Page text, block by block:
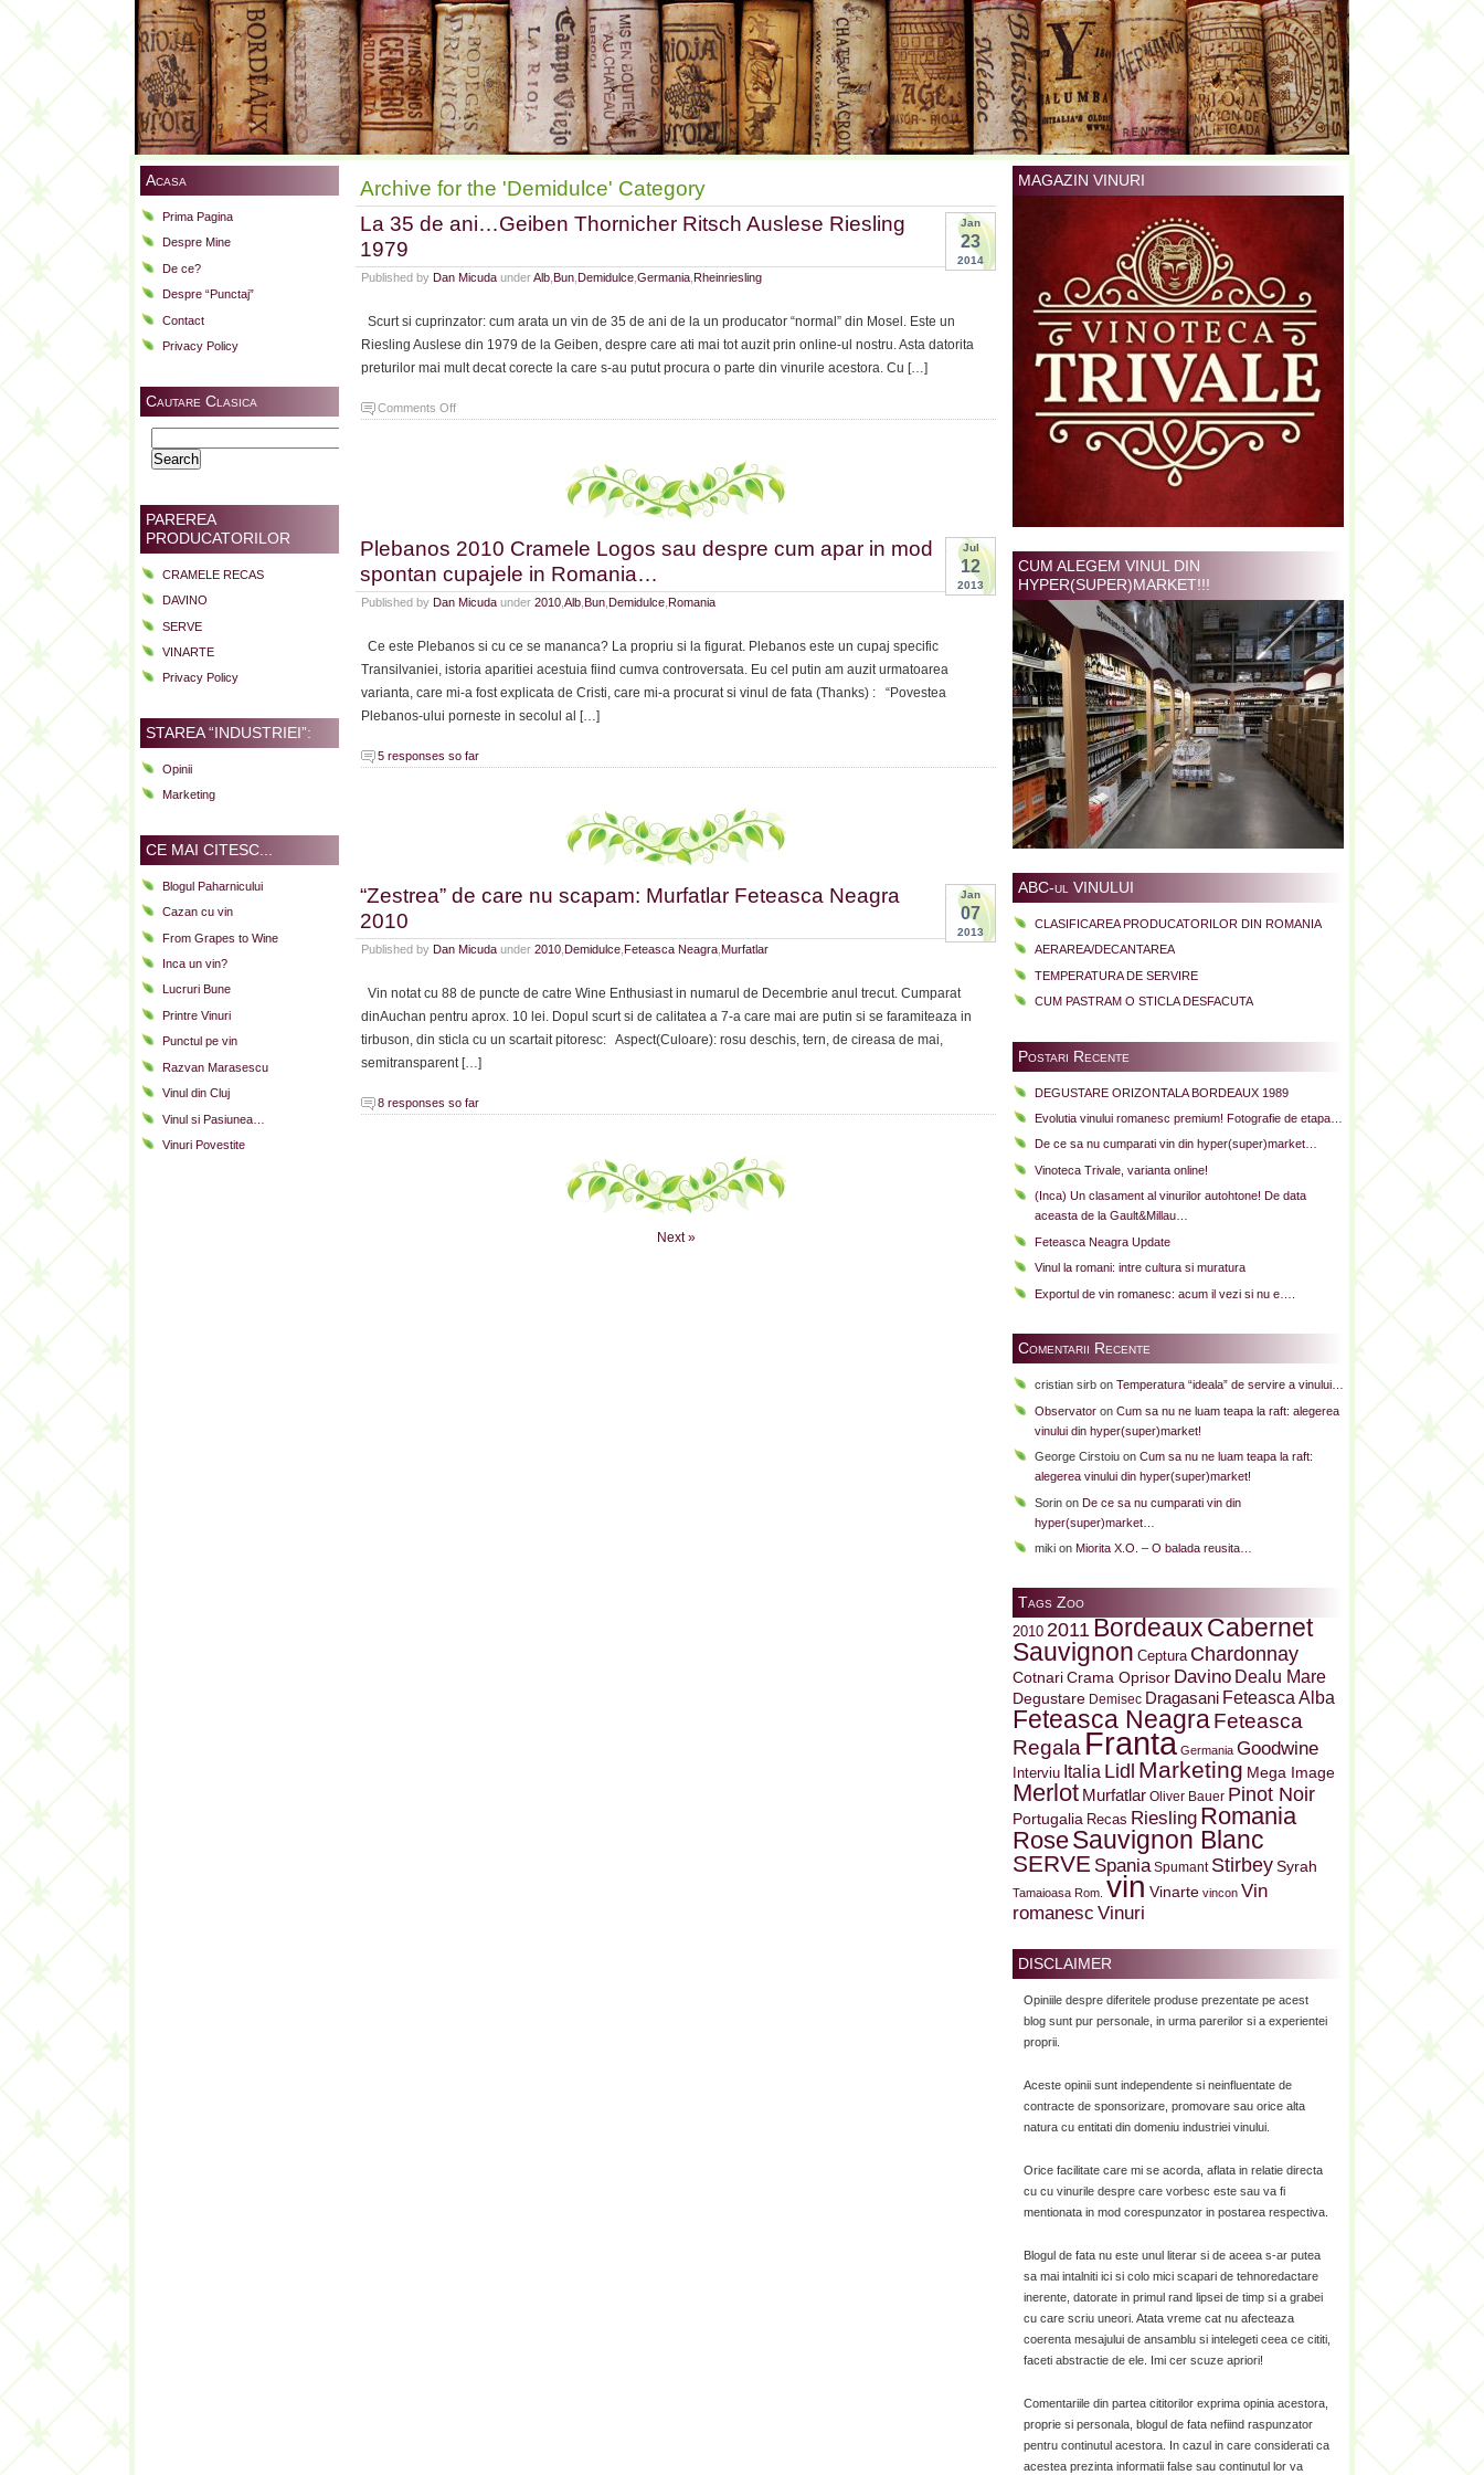
Acasa
Prima Pagina
Despre Mine
De ce?
Despre “Punctaj”
Contact
Privacy Policy
Cautare Clasica
for:
PAREREA
PRODUCATORILOR
CRAMELE RECAS
DAVINO
SERVE
VINARTE
Privacy Policy
STAREA “INDUSTRIEI”:
Opinii
Marketing
CE MAI CITESC...
Blogul Paharnicului
Cazan cu vin
From Grapes to Wine
Inca un vin?
Lucruri Bune
Printre Vinuri
Punctul pe vin
Razvan Marasescu
Vinul din Cluj
Vinul si Pasiunea…
Vinuri Povestite
Archive for the 'Demidulce' Category
Jan
23
2014
La 35 de ani…Geiben Thornicher Ritsch Auslese Riesling
1979
Published by Dan Micuda underAlb Bun Demidulce Germania Rheinriesling
Scurt si cuprinzator: cum arata un vin de 35 de ani de la un producator “normal” din Mosel. Este un
Riesling Auslese din 1979 de la Geiben, despre care ati mai tot auzit prin online-ul nostru. Asta datorita
preturilor mai mult decat corecte la care s-au putut procura o parte din vinurile acestora. Cu […]
Comments Offon
Ritsch
Auslese
Riesling
Jul
12
2013
Plebanos 2010 Cramele Logos sau despre cum apar in mod
spontan cupajele in Romania…
Published by Dan Micuda under 2010 Alb Bun Demidulce Romania
Ce este Plebanos si cu ce se mananca? La propriu si la figurat. Plebanos este un cupaj specific
Transilvaniei, istoria aparitiei acestuia fiind cumva controversata. Eu cel putin am auzit urmatoarea
varianta, care mi-a fost explicata de Cristi, care mi-a procurat si vinul de fata (Thanks) : “Povestea
Plebanos-ului porneste in secolul al […]
5 responses so far
Jan
07
2013
“Zestrea” de care nu scapam: Murfatlar Feteasca Neagra
2010
Published by Dan Micuda under 2010 Demidulce Feteasca Neagra Murfatlar
Vin notat cu 88 de puncte de catre Wine Enthusiast in numarul de Decembrie anul trecut. Cumparat
dinAuchan pentru aprox. 10 lei. Dopul scurt si de calitatea a 7-a care mai are putin si se faramiteaza in
tirbuson, din sticla cu un scartait pitoresc: Aspect(Culoare): rosu deschis, tern, de cireasa de mai,
semitransparent […]
8 responses so far
Next »
MAGAZIN VINURI
CUM ALEGEM VINUL DIN
HYPER(SUPER)MARKET!!!
ABC-ul VINULUI
CLASIFICAREA PRODUCATORILOR DIN ROMANIA
AERAREA/DECANTAREA
TEMPERATURA DE SERVIRE
CUM PASTRAM O STICLA DESFACUTA
Postari Recente
DEGUSTARE ORIZONTALA BORDEAUX 1989
Evolutia vinului romanesc premium! Fotografie de etapa…
De ce sa nu cumparati vin din hyper(super)market…
Vinoteca Trivale, varianta online!
(Inca) Un clasament al vinurilor autohtone! De data
aceasta de la Gault&Millau…
Feteasca Neagra Update
Vinul la romani: intre cultura si muratura
Exportul de vin romanesc: acum il vezi si nu e….
Comentarii Recente
cristian sirb on Temperatura “ideala” de servire a vinului…
Observator on Cum sa nu ne luam teapa la raft: alegerea
vinului din hyper(super)market!
George Cirstoiu on Cum sa nu ne luam teapa la raft:
alegerea vinului din hyper(super)market!
Sorin on De ce sa nu cumparati vin din
hyper(super)market…
miki on Miorita X.O. – O balada reusita…
Tags Zoo
2010 2011 BordeauxCabernet
Sauvignon Ceptura Chardonnay
Cotnari Crama Oprisor Davino Dealu Mare
Degustare Demisec Dragasani Feteasca Alba
Feteasca NeagraFeteasca
Regala Franta Germania Goodwine
Interviu Italia Lidl Marketing Mega Image
Merlot Murfatlar Oliver Bauer Pinot Noir
Portugalia Recas Riesling Romania
RoseSauvignon Blanc
SERVE Spania Spumant Stirbey Syrah
Tamaioasa Rom. vin Vinarte vincon Vin
romanesc Vinuri
DISCLAIMER
Opiniile despre diferitele produse prezentate pe acest
blog sunt pur personale, in urma parerilor si a experientei
proprii.
Aceste opinii sunt independente si neinfluentate de
contracte de sponsorizare, promovare sau orice alta
natura cu entitati din domeniu industriei vinului.
Orice facilitate care mi se acorda, aflata in relatie directa
cu cu vinurile despre care vorbesc este sau va fi
mentionata in mod corespunzator in postarea respectiva.
Blogul de fata nu este unul literar si de aceea s-ar putea
sa mai intalniti ici si colo mici scapari de tehnoredactare
inerente, datorate in primul rand lipsei de timp si a grabei
cu care scriu uneori. Atata vreme cat nu afecteaza
coerenta mesajului de ansamblu si intelegeti ceea ce cititi,
faceti abstractie de ele. Imi cer scuze apriori!
Comentariile din partea cititorilor exprima opinia acestora,
proprie si personala, blogul de fata nefiind raspunzator
pentru continutul acestora. In cazul in care considerati ca
acestea prezinta informatii false sau continutul lor va